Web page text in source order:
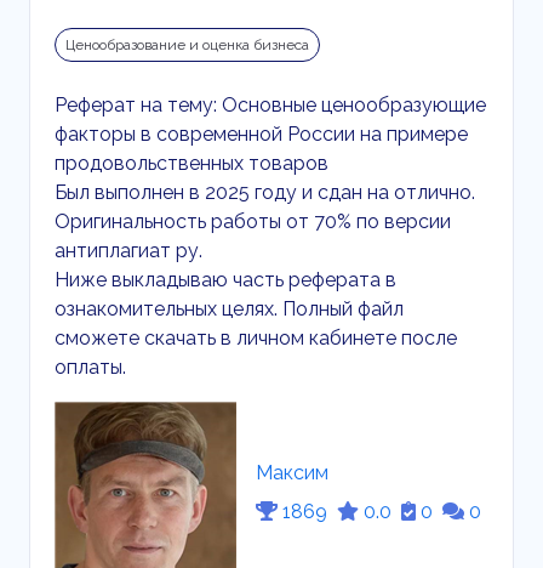
Ценообразование и оценка бизнеса
Реферат на тему: Основные ценообразующие
факторы в современной России на примере
продовольственных товаров
Был выполнен в 2025 году и сдан на отлично.
Оригинальность работы от 70% по версии
антиплагиат ру.
Ниже выкладываю часть реферата в
ознакомительных целях. Полный файл
сможете скачать в личном кабинете после
оплаты.
Максим
1869
0.0 0 0